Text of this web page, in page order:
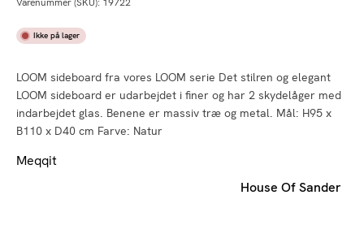
Ikke på lager
LOOM sideboard fra vores LOOM serie Det stilren og elegant
LOOM sideboard er udarbejdet i finer og har 2 skydelåger med
indarbejdet glas. Benene er massiv træ og metal. Mål: H95 x
B110 x D40 cm Farve: Natur
Meqqit
House Of Sander